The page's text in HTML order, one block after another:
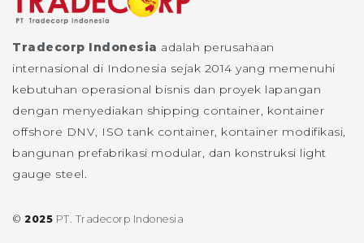
Tradecorp Indonesia adalah perusahaan
internasional di Indonesia sejak 2014 yang memenuhi
kebutuhan operasional bisnis dan proyek lapangan
dengan menyediakan shipping container, kontainer
offshore DNV, ISO tank container, kontainer modifikasi,
bangunan prefabrikasi modular, dan konstruksi light
gauge steel.
© 2025 PT. Tradecorp Indonesia